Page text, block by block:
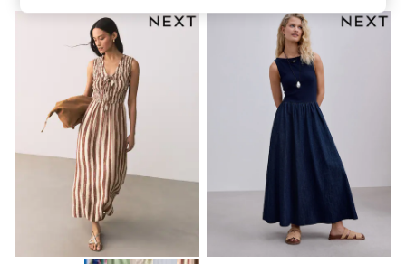
Rash Vests
Sun Hats & Caps
Sunglasses
Baby Holiday Shop
Baby Summer Nightwear
Occasionwear
Dresses
Sets & Outfits
Rompers
Sandals
Swimwear
Sun Hats & Caps
Mens' Holiday Shop
Occasionwear
Shirts